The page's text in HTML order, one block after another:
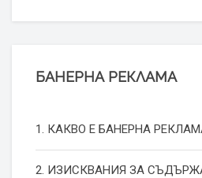
БАНЕРНА РЕКЛАМА
1. КАКВО Е БАНЕРНА
2. ИЗИСКВАНИЯ ЗА